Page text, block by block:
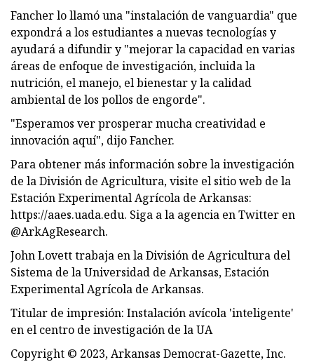
Fancher lo llamó una "instalación de vanguardia" que
expondrá a los estudiantes a nuevas tecnologías y
ayudará a difundir y "mejorar la capacidad en varias
áreas de enfoque de investigación, incluida la
nutrición, el manejo, el bienestar y la calidad
ambiental de los pollos de engorde".
"Esperamos ver prosperar mucha creatividad e
innovación aquí", dijo Fancher.
Para obtener más información sobre la investigación
de la División de Agricultura, visite el sitio web de la
Estación Experimental Agrícola de Arkansas:
https://aaes.uada.edu. Siga a la agencia en Twitter en
@ArkAgResearch.
John Lovett trabaja en la División de Agricultura del
Sistema de la Universidad de Arkansas, Estación
Experimental Agrícola de Arkansas.
Titular de impresión: Instalación avícola 'inteligente'
en el centro de investigación de la UA
Copyright © 2023, Arkansas Democrat-Gazette, Inc.